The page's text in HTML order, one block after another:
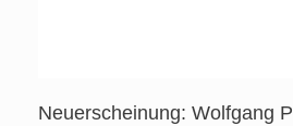
Neuerscheinung: Wolfgang